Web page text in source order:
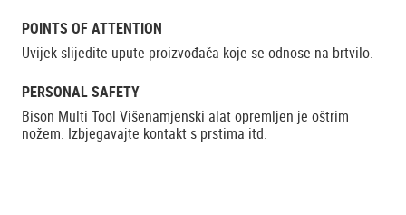
POINTS OF ATTENTION
Uvijek slijedite upute proizvođača koje se odnose na brtvilo.
PERSONAL SAFETY
Bison Multi Tool Višenamjenski alat opremljen je oštrim
nožem. Izbjegavajte kontakt s prstima itd.